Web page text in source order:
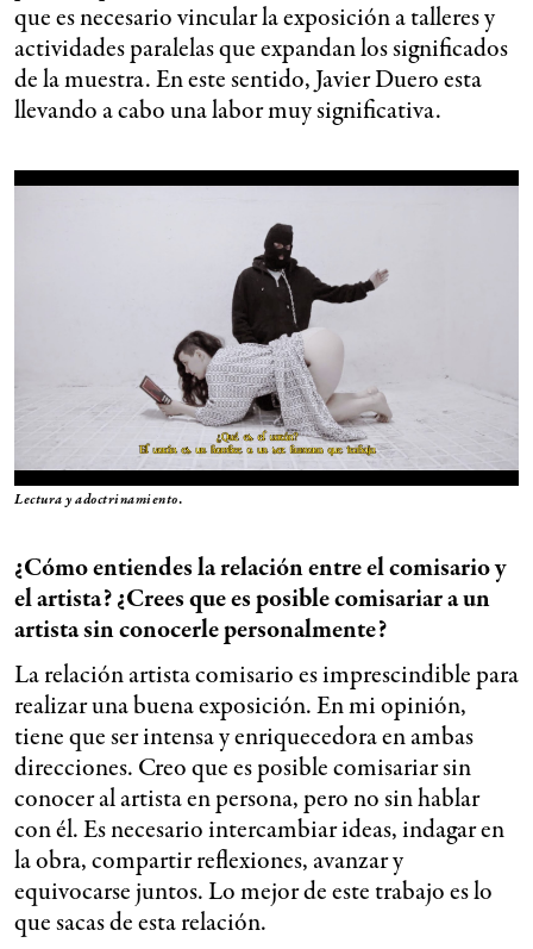
que es necesario vincular la exposición a talleres y
actividades paralelas que expandan los significados
de la muestra. En este sentido, Javier Duero esta
llevando a cabo una labor muy significativa.
Lectura y adoctrinamiento.
¿Cómo entiendes la relación entre el comisario y
el artista? ¿Crees que es posible comisariar a un
artista sin conocerle personalmente?
La relación artista comisario es imprescindible para
realizar una buena exposición. En mi opinión,
tiene que ser intensa y enriquecedora en ambas
direcciones. Creo que es posible comisariar sin
conocer al artista en persona, pero no sin hablar
con él. Es necesario intercambiar ideas, indagar en
la obra, compartir reflexiones, avanzar y
equivocarse juntos. Lo mejor de este trabajo es lo
que sacas de esta relación.